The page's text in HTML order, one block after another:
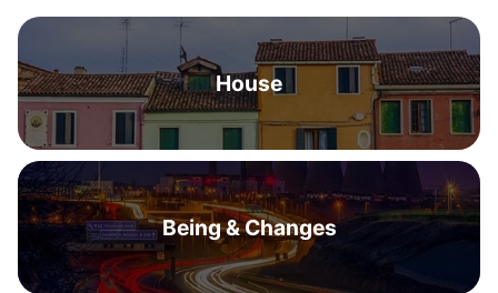
House
Being & Changes